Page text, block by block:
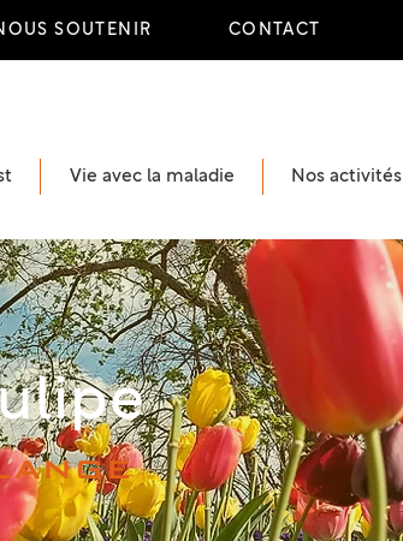
Vie avec la maladie Nos activités
SOUTENIR CONTACT